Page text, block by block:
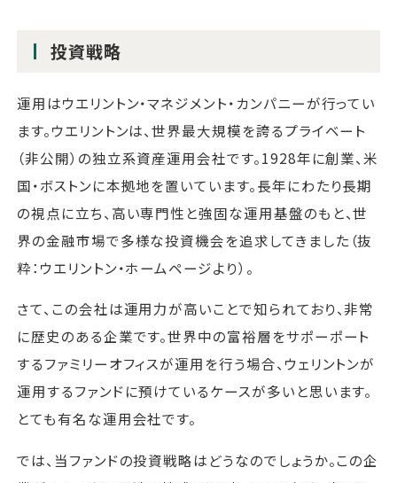
投資戦略
運用はウエリントン・マネジメント・カンパニーが行ってい
ます。ウエリントンは、世界最大規模を誇るプライベート
（非公開）の独立系資産運用会社です。1928年に創業、米
国・ボストンに本拠地を置いています。長年にわたり長期
の視点に立ち、高い専門性と強固な運用基盤のもと、世
界の金融市場で多様な投資機会を追求してきました（抜
粋：ウエリントン・ホームページより）。
さて、この会社は運用力が高いことで知られており、非常
に歴史のある企業です。世界中の富裕層をサポーポート
するファミリーオフィスが運用を行う場合、ウェリントンが
運用するファンドに預けているケースが多いと思います。
とても有名な運用会社です。
では、当ファンドの投資戦略はどうなのでしょうか。この企